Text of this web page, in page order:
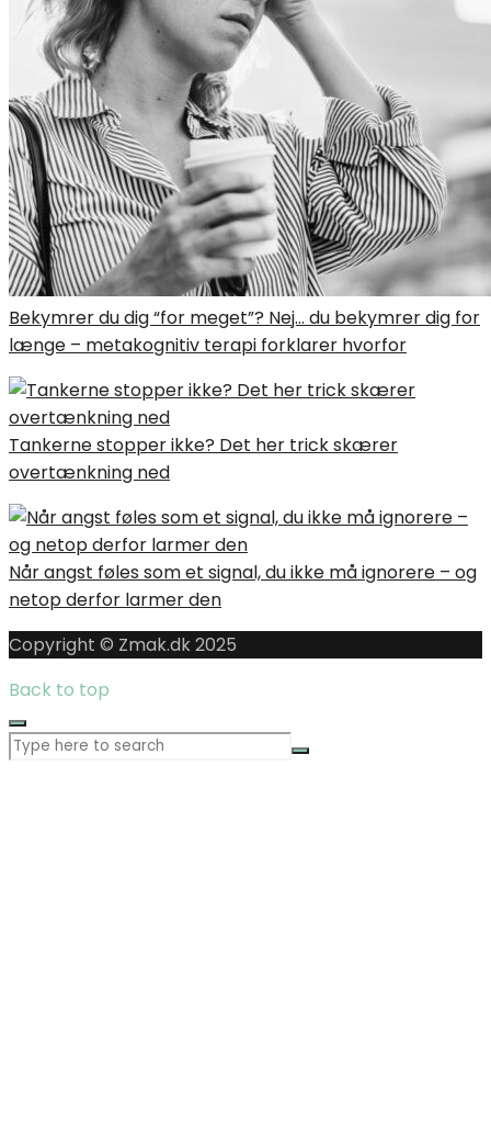
Bekymrer du dig “for meget”? Nej… du bekymrer dig for
længe – metakognitiv terapi forklarer hvorfor
Tankerne stopper ikke? Det her trick skærer
overtænkning ned
Når angst føles som et signal, du ikke må ignorere – og
netop derfor larmer den
Copyright © Zmak.dk 2025
Back to top